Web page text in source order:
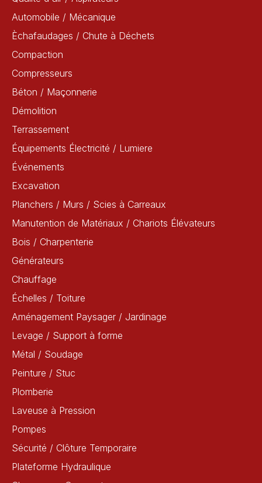
Automobile / Mécanique
Èchafaudages / Chute à Déchets
Compaction
Compresseurs
Béton / Maçonnerie
Démolition
Terrassement
Équipements Électricité / Lumiere
Événements
Excavation
Planchers / Murs / Scies à Carreaux
Manutention de Matériaux / Chariots Élévateurs
Bois / Charpenterie
Générateurs
Chauffage
Échelles / Toiture
Aménagement Paysager / Jardinage
Levage / Support à forme
Métal / Soudage
Peinture / Stuc
Plomberie
Laveuse à Pression
Pompes
Sécurité / Clôture Temporaire
Plateforme Hydraulique